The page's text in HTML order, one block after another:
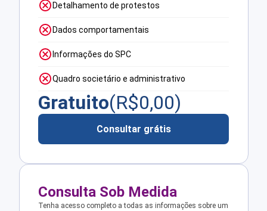
Detalhamento de protestos
Dados comportamentais
Informações do SPC
Quadro societário e administrativo
Gratuito(R$0,00)
Consultar grátis
Consulta Sob Medida
Tenha acesso completo a todas as informações sobre um